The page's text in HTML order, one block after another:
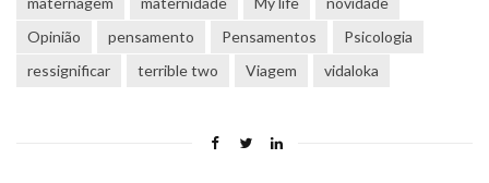
Opinião
pensamento Pensamentos
Psicologia
ressignificar
terrible two Viagem vidaloka